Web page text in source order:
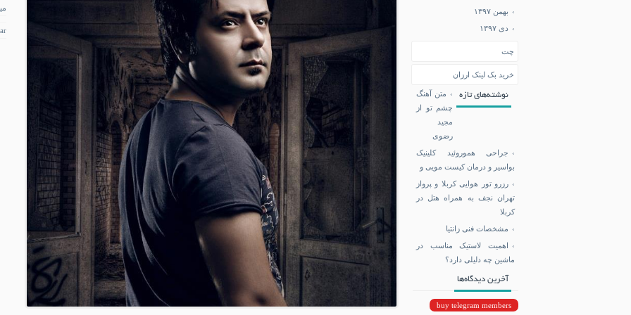
بهمن ۱۳۹۷
دی ۱۳۹۷
چت
خرید بک لینک ارزان
نوشته‌های تازه
متن آهنگ
چشم تو از
مجید
رضوی
جراحی هموروئید کلینیک
بواسیر و درمان کیست مویی و
رزرو تور هوایی کربلا و پرواز
تهران نجف به همراه هتل در
کربلا
مشخصات فنی زانتیا
اهمیت لاستیک مناسب در
ماشین چه دلیلی دارد؟
آخرین دیدگاه‌ها
buy telegram members